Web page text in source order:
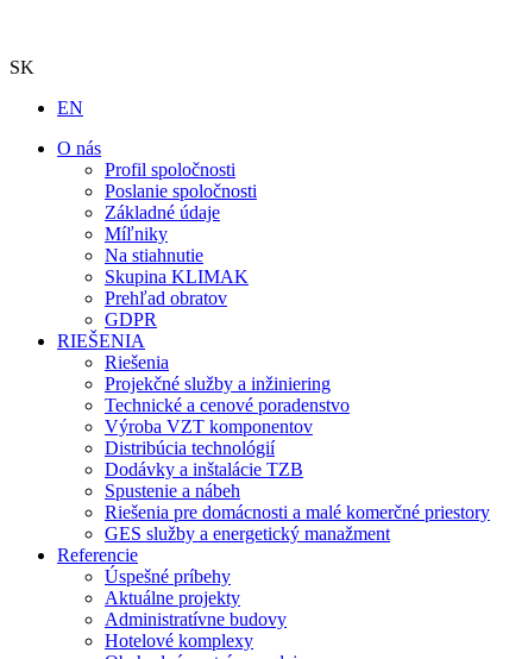
SK
EN
O nás
Profil spoločnosti
Poslanie spoločnosti
Základné údaje
Míľniky
Na stiahnutie
Skupina KLIMAK
Prehľad obratov
GDPR
RIEŠENIA
Riešenia
Projekčné služby a inžiniering
Technické a cenové poradenstvo
Výroba VZT komponentov
Distribúcia technológií
Dodávky a inštalácie TZB
Spustenie a nábeh
Riešenia pre domácnosti a malé komerčné priestory
GES služby a energetický manažment
Referencie
Úspešné príbehy
Aktuálne projekty
Administratívne budovy
Hotelové komplexy